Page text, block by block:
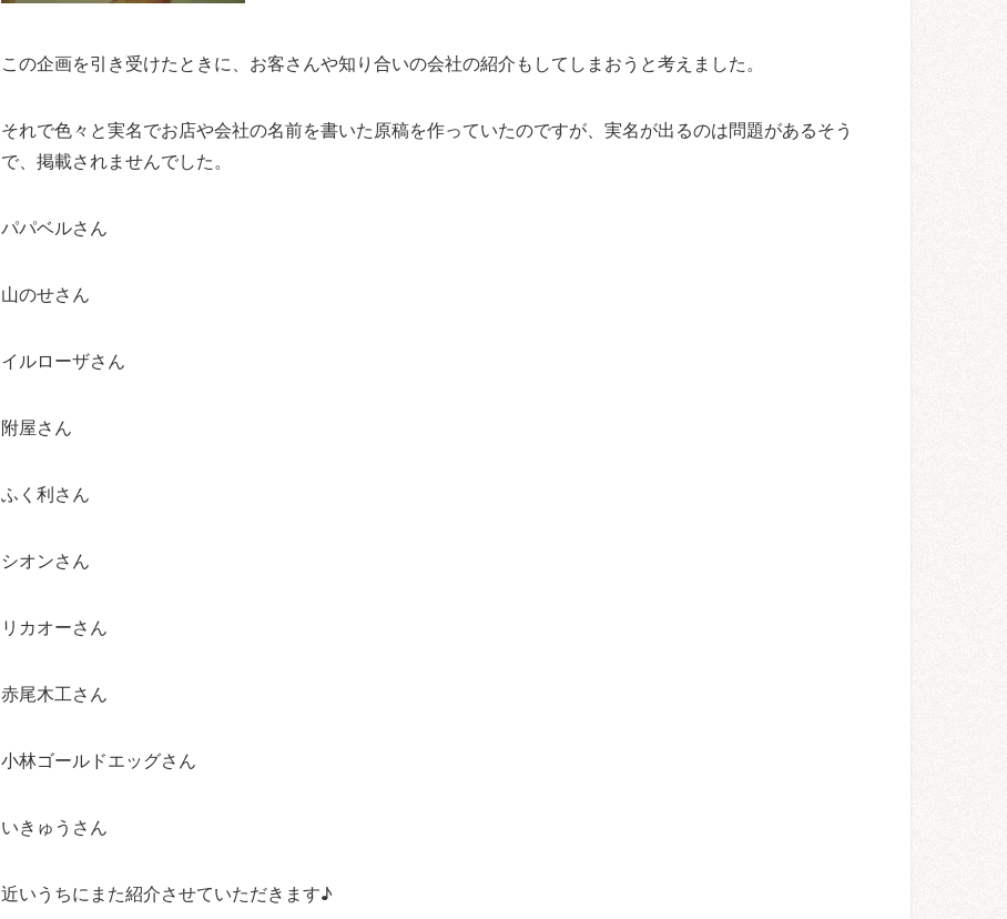
この企画を引き受けたときに、お客さんや知り合いの会社の紹介もしてしまおうと考えました。
それで色々と実名でお店や会社の名前を書いた原稿を作っていたのですが、実名が出るのは問題があるそう
で、掲載されませんでした。
パパベルさん
山のせさん
イルローザさん
附屋さん
ふく利さん
シオンさん
リカオーさん
赤尾木工さん
小林ゴールドエッグさん
いきゅうさん
近いうちにまた紹介させていただきます♪